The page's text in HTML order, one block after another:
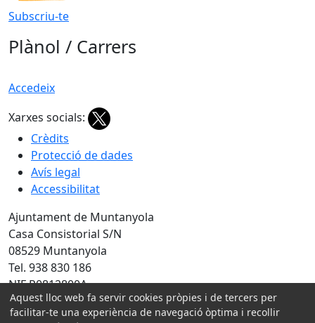
Subscriu-te
Plànol / Carrers
Accedeix
Xarxes socials:
Crèdits
Protecció de dades
Avís legal
Accessibilitat
Ajuntament de Muntanyola
Casa Consistorial S/N
08529 Muntanyola
Tel. 938 830 186
NIF P0812800A
Amb la col·laboració de:
Aquest lloc web fa servir cookies pròpies i de tercers per
facilitar-te una experiència de navegació òptima i recollir